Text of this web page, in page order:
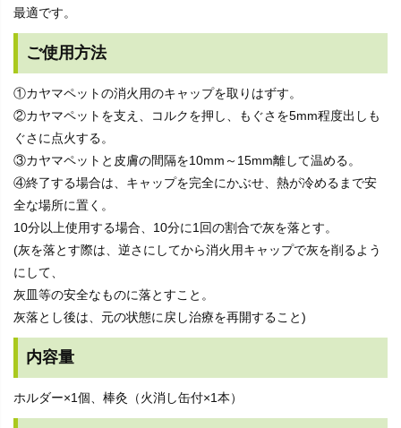
最適です。
ご使用方法
①カヤマペットの消火用のキャップを取りはずす。
②カヤマペットを支え、コルクを押し、もぐさを5mm程度出しも
ぐさに点火する。
③カヤマペットと皮膚の間隔を10mm～15mm離して温める。
④終了する場合は、キャップを完全にかぶせ、熱が冷めるまで安
全な場所に置く。
10分以上使用する場合、10分に1回の割合で灰を落とす。
(灰を落とす際は、逆さにしてから消火用キャップで灰を削るよう
にして、
灰皿等の安全なものに落とすこと。
灰落とし後は、元の状態に戻し治療を再開すること)
内容量
ホルダー×1個、棒灸（火消し缶付×1本）